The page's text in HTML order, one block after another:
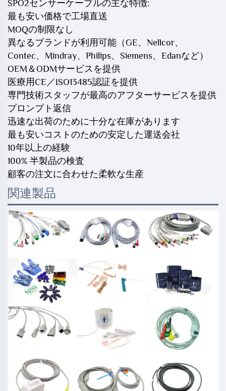
SPO2センサーケーブルの主な特徴:
最も安い価格で工場直送
MOQの制限なし
異なるブランドが利用可能（GE、Nellcor、
Contec、Mindray、Philips、Siemens、Edanなど）
OEM＆ODMサービスを提供
医療用CE／ISO13485認証を提供
専門技術スタッフが最高のアフターサービスを提供
プロンプト返信
迅速な出荷のために十分な在庫があります
最も安いコストのための安定した運送会社
10年以上の経験
100% 半製品の検査
顧客の注文に合わせた柔軟な生産
関連製品